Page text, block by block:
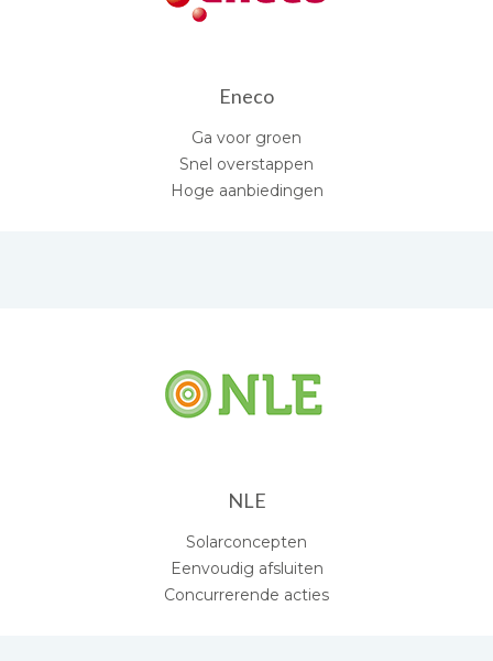
Eneco
Ga voor groen
Snel overstappen
Hoge aanbiedingen
NLE
Solarconcepten
Eenvoudig afsluiten
Concurrerende acties